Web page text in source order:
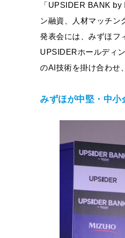
「UPSIDER BANK
ン融資、人材マッチン
発表会には、みずほフ
UPSIDERホールディ
のAI技術を掛け合わせ
みずほが中堅・中小